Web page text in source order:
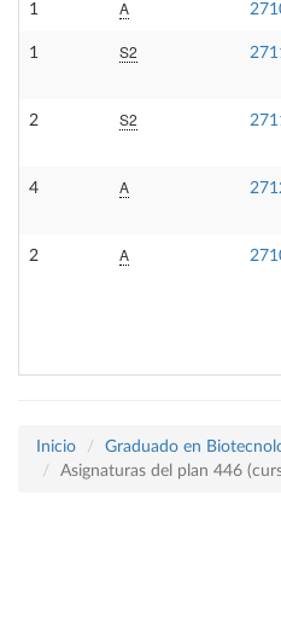
1 A
1 S2
2 S2
4 A
2 A
Inicio
Graduado en
Asignaturas del plan 446